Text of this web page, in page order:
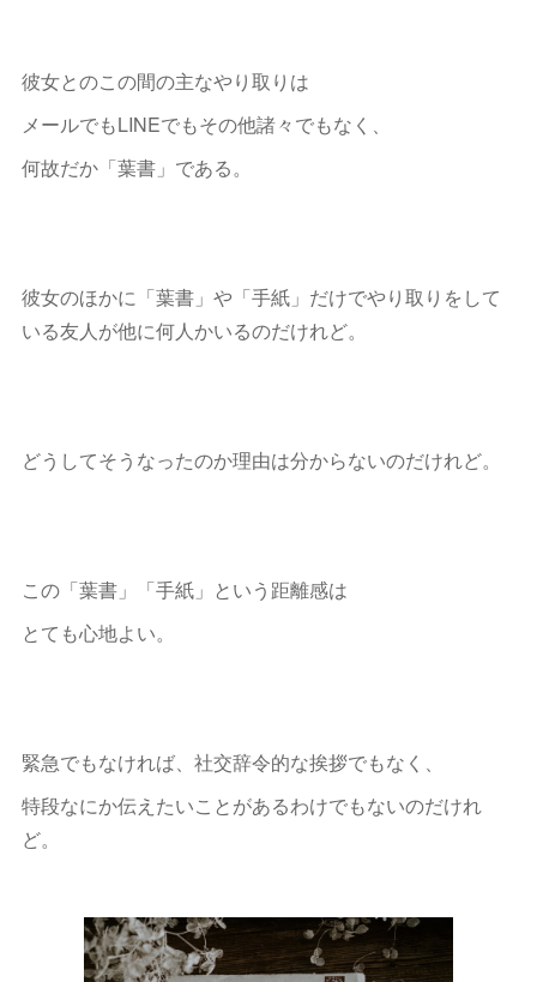
彼女とのこの間の主なやり取りは
メールでもLINEでもその他諸々でもなく、
何故だか「葉書」である。
彼女のほかに「葉書」や「手紙」だけでやり取りをして
いる友人が他に何人かいるのだけれど。
どうしてそうなったのか理由は分からないのだけれど。
この「葉書」「手紙」という距離感は
とても心地よい。
緊急でもなければ、社交辞令的な挨拶でもなく、
特段なにか伝えたいことがあるわけでもないのだけれ
ど。